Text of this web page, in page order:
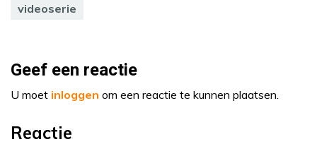
videoserie
Geef een reactie
U moet inloggen om een reactie te kunnen plaatsen.
Reactie